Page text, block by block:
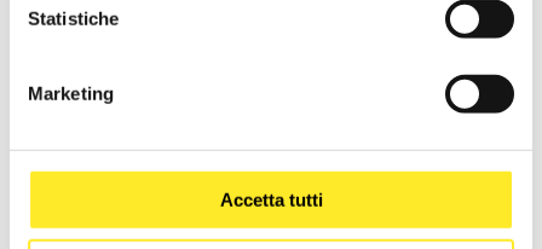
Statistiche
Marketing
Accetta tutti